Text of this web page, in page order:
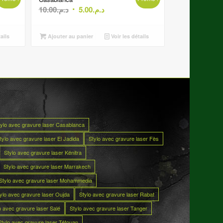
د.م.10.00
Le
initial
د.م.5.00
Le
actuel
Ajouter au panier Voir les détails
avec gravure laser Casablanca
avec gravure laser El Jadida
Stylo avec gravure laser Fès
Stylo avec gravure laser Kénitra
Stylo avec gravure laser Marrakech
avec gravure laser Mohammedia
avec gravure laser Oujda
Stylo avec gravure laser Rabat
avec gravure laser Salé
Stylo avec gravure laser Tanger